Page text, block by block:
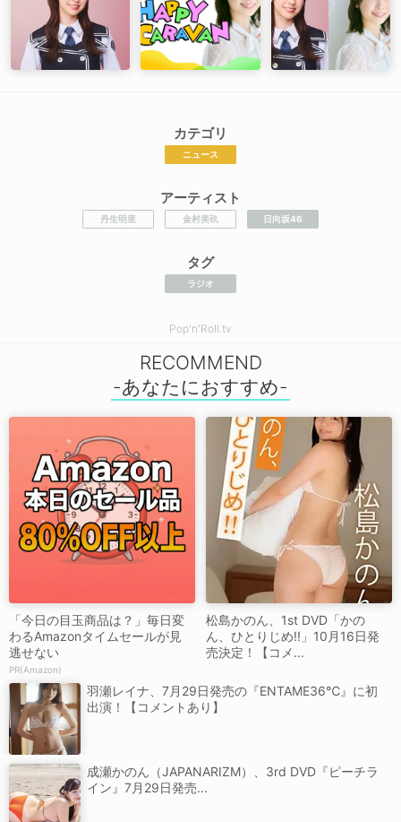
カテゴリ
ニュース
アーティスト
丹生明里 金村美玖 日向坂46
タグ
ラジオ
Pop'n'Roll.tv
RECOMMEND
「今日の目玉商品は？」毎日変
わるAmazonタイムセールが見
逃せない
PR(Amazon)
松島かのん、1st DVD「かの
ん、ひとりじめ!!」10月16日発
売決定！【コメ...
羽瀬レイナ、7月29日発売の『ENTAME36℃』に初
出演！【コメントあり】
成瀬かのん（JAPANARIZM）、3rd DVD『ピーチラ
イン』7月29日発売...